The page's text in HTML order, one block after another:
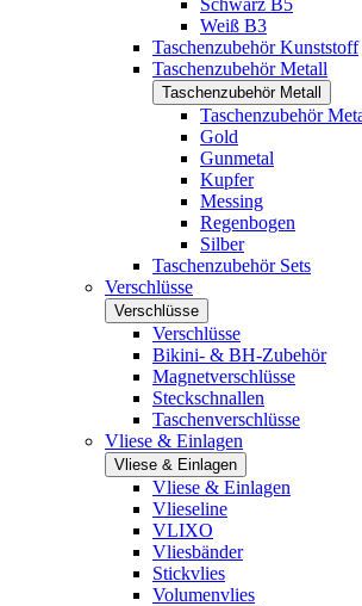
Schwarz B5
Weiß B3
Taschenzubehör Kunststoff
Taschenzubehör Metall
Taschenzubehör Metall
Taschenzubehör
Gold
Gunmetal
Kupfer
Messing
Regenbogen
Silber
Taschenzubehör Sets
Verschlüsse
Verschlüsse
Verschlüsse
Bikini- & BH-Zubehör
Magnetverschlüsse
Steckschnallen
Taschenverschlüsse
Vliese & Einlagen
Vliese & Einlagen
Vliese & Einlagen
Vlieseline
VLIXO
Vliesbänder
Stickvlies
Volumenvlies